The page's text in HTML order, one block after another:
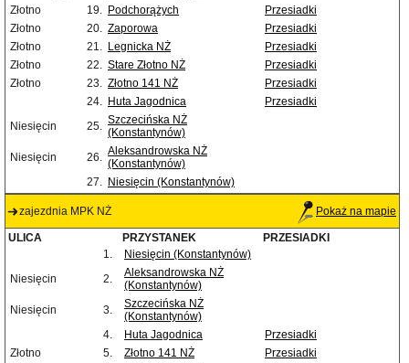
Złotno
19. Podchorążych
Przesiadki
Złotno
20. Zaporowa
Przesiadki
Złotno
21. Legnicka NŻ
Przesiadki
Złotno
22. Stare Złotno NŻ
Przesiadki
Złotno
23. Złotno 141 NŻ
Przesiadki
24. Huta Jagodnica
Przesiadki
Niesięcin
25. Szczecińska NŻ
(Konstantynów)
Niesięcin
26. Aleksandrowska NŻ
(Konstantynów)
27. Niesięcin (Konstantynów)
zajezdnia MPK NŻ Pokaż na mapie
ULICA PRZYSTANEK
PRZESIADKI
1.
Niesięcin (Konstantynów)
Niesięcin
2.
Aleksandrowska NŻ
(Konstantynów)
Niesięcin
3.
Szczecińska NŻ
(Konstantynów)
4.
Huta Jagodnica
Przesiadki
Złotno
5. Złotno 141 NŻ
Przesiadki